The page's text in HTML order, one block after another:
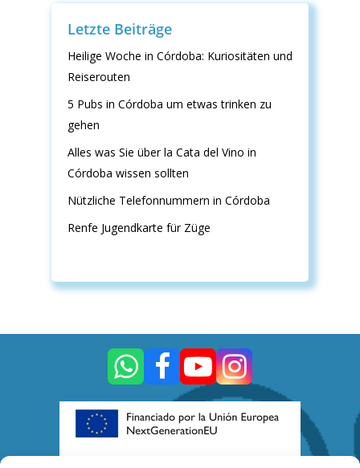
Letzte Beiträge
Heilige Woche in Córdoba: Kuriositäten und
Reiserouten
5 Pubs in Córdoba um etwas trinken zu
gehen
Alles was Sie über la Cata del Vino in
Córdoba wissen sollten
Nützliche Telefonnummern in Córdoba
Renfe Jugendkarte für Züge